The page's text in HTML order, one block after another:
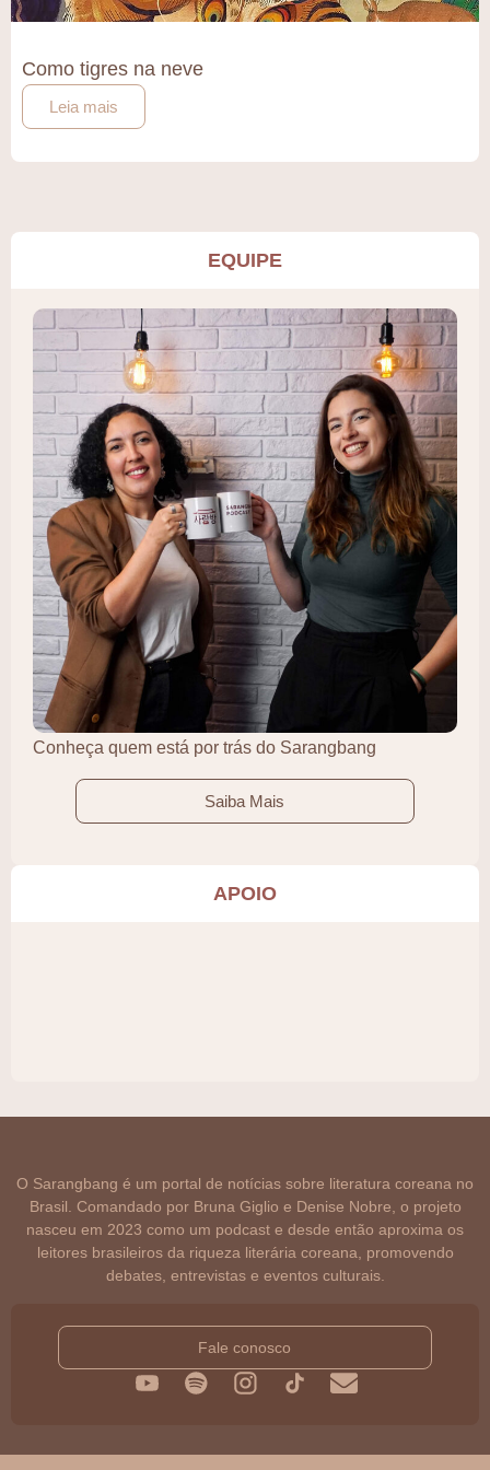
Como tigres na neve
Leia mais
EQUIPE
Conheça quem está por trás do Sarangbang
Saiba Mais
APOIO
O Sarangbang é um portal de notícias sobre literatura coreana no
Brasil. Comandado por Bruna Giglio e Denise Nobre, o projeto
nasceu em 2023 como um podcast e desde então aproxima os
leitores brasileiros da riqueza literária coreana, promovendo
debates, entrevistas e eventos culturais.
Fale conosco